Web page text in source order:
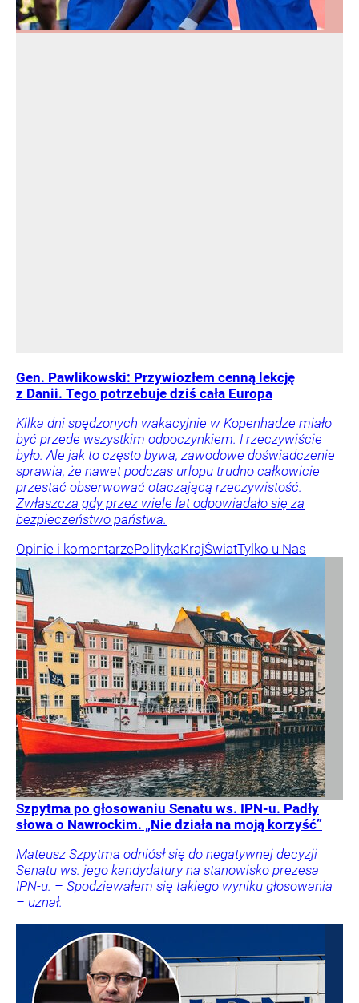
Gen. Pawlikowski: Przywiozłem cenną lekcję
z Danii. Tego potrzebuje dziś cała Europa
Kilka dni spędzonych wakacyjnie w Kopenhadze miało
być przede wszystkim odpoczynkiem. I rzeczywiście
było. Ale jak to często bywa, zawodowe doświadczenie
sprawia, że nawet podczas urlopu trudno całkowicie
przestać obserwować otaczającą rzeczywistość.
Zwłaszcza gdy przez wiele lat odpowiadało się za
bezpieczeństwo państwa.
Opinie i komentarzePolitykaKrajŚwiatTylko u Nas
Szpytma po głosowaniu Senatu ws. IPN-u. Padły
słowa o Nawrockim. „Nie działa na moją korzyść”
Mateusz Szpytma odniósł się do negatywnej decyzji
Senatu ws. jego kandydatury na stanowisko prezesa
IPN-u. – Spodziewałem się takiego wyniku głosowania
– uznał.